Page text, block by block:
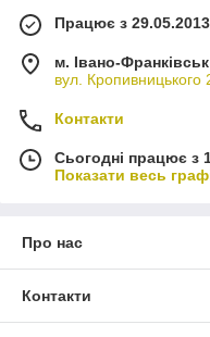
Працює з 29.05.2013
м. Івано-Франківськ
вул. Кропивницького
Контакти
Сьогодні працює з
Показати весь
Про нас
Контакти